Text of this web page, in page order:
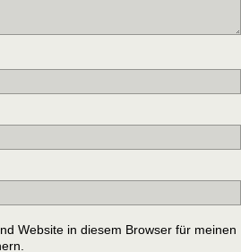
Website in diesem Browser für meinen